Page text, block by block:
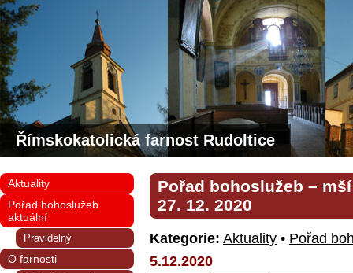
Římskokatolická farnost Rudoltice
Pořad bohoslužeb –
27. 12. 2020
Kategorie: Aktuality • Pořad
5.12.2020
Aktuality
Pořad bohoslužeb
aktuální
Pravidelný
O farnosti